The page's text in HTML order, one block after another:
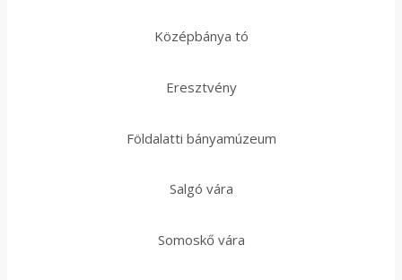
Középbánya tó
Eresztvény
Földalatti bányamúzeum
Salgó vára
Somoskő vára